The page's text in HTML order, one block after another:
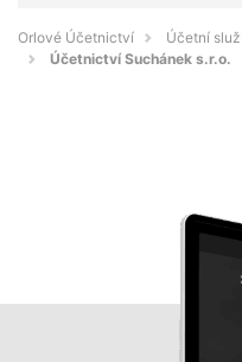
Orlové Účetnictví
Účetní
Účetnictví Suchánek s.r.o.